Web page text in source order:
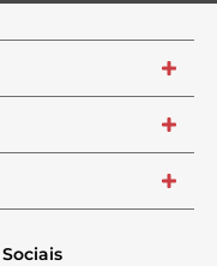
+
+
+